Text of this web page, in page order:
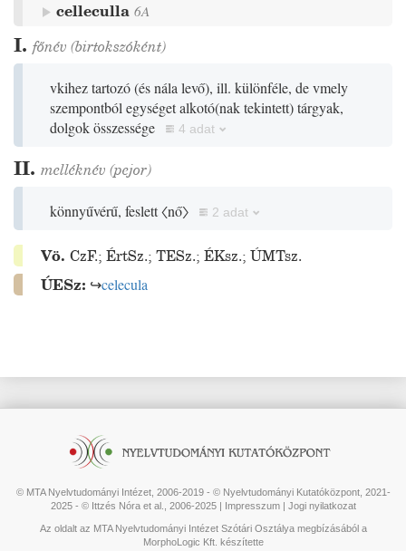
celleculla 6A
I. főnév (birtokszóként)
vkihez tartozó(és nála levő), ill. különféle, de vmely
szempontból egységet alkotó(nak tekintett)tárgyak,
dolgok összessége
4 adat
II. melléknév (pejor)
könnyűvérű, feslett〈nő〉 2 adat
Vö. CzF.; ÉrtSz.; TESz.; ÉKsz.; ÚMTsz.
ÚESz: ↪celecula
© MTA Nyelvtudományi Intézet, 2006-2019 - © Nyelvtudományi Kutatóközpont, 2021-
2025 - © Ittzés Nóra et al., 2006-2025 | Impresszum| Jogi nyilatkozat
Az oldalt az MTA Nyelvtudományi Intézet Szótári Osztálya megbízásából a
MorphoLogic Kft. készítette